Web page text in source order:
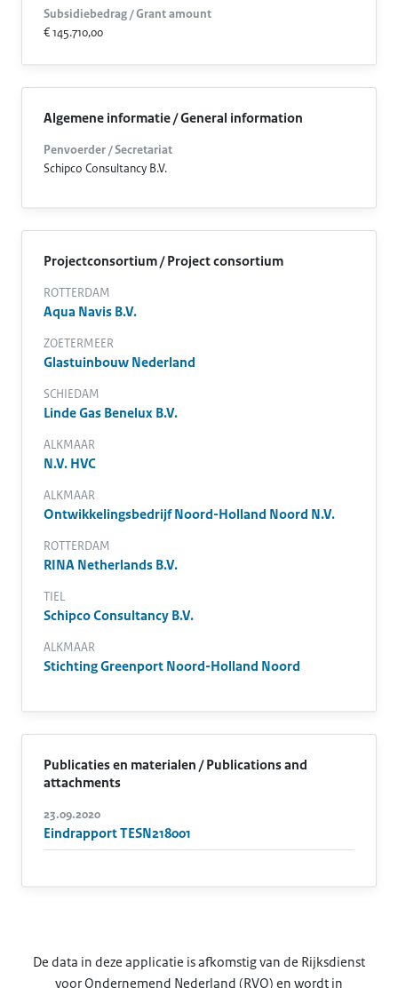
Subsidiebedrag / Grant amount
€ 145.710,00
Algemene informatie / General information
Penvoerder / Secretariat
Schipco Consultancy B.V.
Projectconsortium / Project consortium
ROTTERDAM
Aqua Navis B.V.
ZOETERMEER
Glastuinbouw Nederland
SCHIEDAM
Linde Gas Benelux B.V.
ALKMAAR
N.V. HVC
ALKMAAR
Ontwikkelingsbedrijf Noord-Holland Noord N.V.
ROTTERDAM
RINA Netherlands B.V.
TIEL
Schipco Consultancy B.V.
ALKMAAR
Stichting Greenport Noord-Holland Noord
Publicaties en materialen / Publications and
attachments
23.09.2020
Eindrapport TESN218001
De data in deze applicatie is afkomstig van de Rijksdienst
voor Ondernemend Nederland (RVO) en wordt in